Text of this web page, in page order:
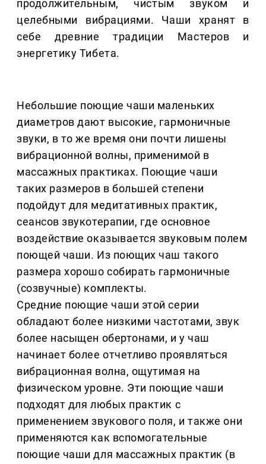
продолжительным, чистым звуком и
целебными вибрациями. Чаши хранят в
себе древние традиции Мастеров и
энергетику Тибета.
Небольшие поющие чаши маленьких
диаметров дают высокие, гармоничные
звуки, в то же время они почти лишены
вибрационной волны, применимой в
массажных практиках. Поющие чаши
таких размеров в большей степени
подойдут для медитативных практик,
сеансов звукотерапии, где основное
воздействие оказывается звуковым полем
поющей чаши. Из поющих чаш такого
размера хорошо собирать гармоничные
(созвучные) комплекты.
Средние поющие чаши этой серии
обладают более низкими частотами, звук
более насыщен обертонами, и у чаш
начинает более отчетливо проявляться
вибрационная волна, ощутимая на
физическом уровне. Эти поющие чаши
подходят для любых практик с
применением звукового поля, и также они
применяются как вспомогательные
поющие чаши для массажных практик (в